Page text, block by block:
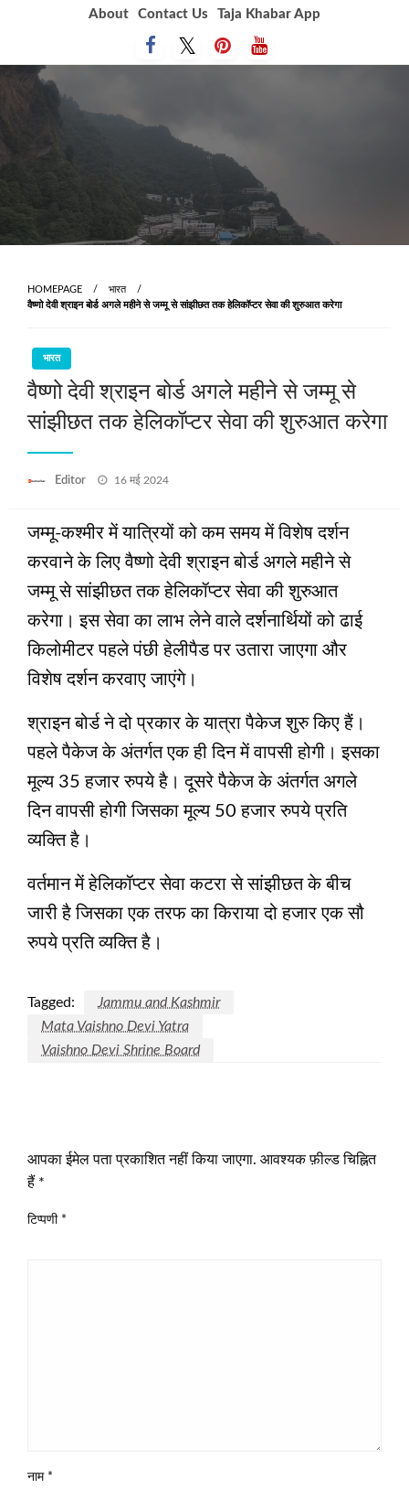
About Contact Us Taja Khabar App
HOMEPAGE
भारत
वैष्‍णो देवी श्राइन बोर्ड अगले महीने से जम्‍मू से सांझीछत तक हेलिकॉप्‍टर सेवा की शुरुआत करेगा
भारत
वैष्‍णो देवी श्राइन बोर्ड अगले महीने से जम्‍मू से
सांझीछत तक हेलिकॉप्‍टर सेवा की शुरुआत करेगा
Editor
Posted
16 मई 2024
जम्‍मू-कश्‍मीर में यात्रियों को कम समय में विशेष दर्शन
करवाने के लिए वैष्‍णो देवी श्राइन बोर्ड अगले महीने से
जम्‍मू से सांझीछत तक हेलिकॉप्‍टर सेवा की शुरुआत
करेगा। इस सेवा का लाभ लेने वाले दर्शनार्थियों को ढाई
किलोमीटर पहले पंछी हेलीपैड पर उतारा जाएगा और
विशेष दर्शन करवाए जाएंगे।
श्राइन बोर्ड ने दो प्रकार के यात्रा पैकेज शुरु किए हैं।
पहले पैकेज के अंतर्गत एक ही दिन में वापसी होगी। इसका
मूल्‍य 35 हजार रुपये है। दूसरे पैकेज के अंतर्गत अगले
दिन वापसी होगी जिसका मूल्‍य 50 हजार रुपये प्रति
व्‍यक्ति है।
वर्तमान में हेलिकॉप्‍टर सेवा कटरा से सांझीछत के बीच
जारी है जिसका एक तरफ का किराया दो हजार एक सौ
रुपये प्रति व्‍यक्ति है।
Tagged:
Jammu and Kashmir
Mata Vaishno Devi Yatra
Vaishno Devi Shrine Board
आपका ईमेल पता प्रकाशित नहीं किया जाएगा. आवश्यक फ़ील्ड चिह्नित
हैं *
टिप्पणी *
नाम *